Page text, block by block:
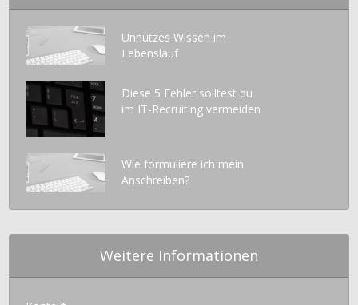
Unnützes Wissen im
Lebenslauf
Diese 5 Fehler solltest du
im IT-Recruiting vermeiden
Wie formuliere ich mein
Anschreiben?
Weitere Informationen